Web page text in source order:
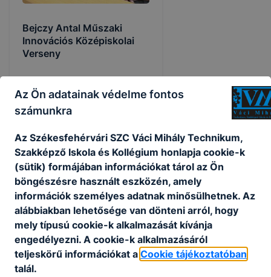
Bejczy Antal Műszaki
Innovációs Középiskolai
Verseny
2026. jún. 9.
Az Ön adatainak védelme fontos
számunkra
Az Székesfehérvári SZC Váci Mihály Technikum,
Szakképző Iskola és Kollégium honlapja cookie-k
(sütik) formájában információkat tárol az Ön
böngészésre használt eszközén, amely
információk személyes adatnak minősülhetnek. Az
alábbiakban lehetősége van dönteni arról, hogy
mely típusú cookie-k alkalmazását kívánja
engedélyezni. A cookie-k alkalmazásáról
teljeskörű információkat a Cookie tájékoztatóban
talál.